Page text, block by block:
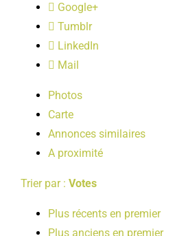
LOISIRS
PUBLICATIONS
Google+
Tumblr
LinkedIn
Mail
Photos
Carte
Annonces similaires
A proximité
Trier par : Votes
Plus récents en premier
Plus anciens en premier